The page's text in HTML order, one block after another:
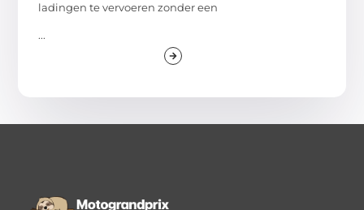
ladingen te vervoeren zonder een
...